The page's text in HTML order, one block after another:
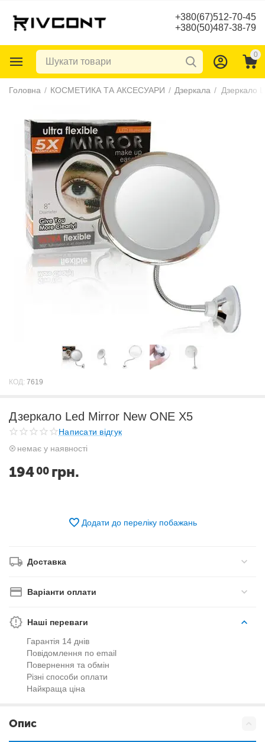
+380(67)512-70-45
+380(50)487-38-79
0
Головна / КОСМЕТИКА ТА АКСЕСУАРИ / Дзеркала / Дзеркало
КОД: 7619
Дзеркало Led Mirror New ONE X5
Написати відгук
немає у наявності
19400 грн.
Додати до переліку побажань
Доставка
Варіанти оплати
Наші переваги
Гарантія 14 днів
Повідомлення по email
Повернення та обмін
Різні способи оплати
Найкраща ціна
Опис